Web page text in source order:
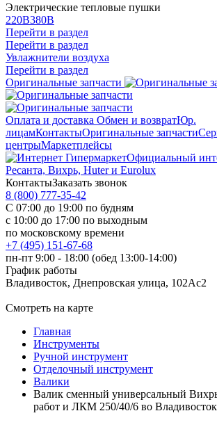
Электрические тепловые пушки
220В380В
Перейти в раздел
Перейти в раздел
Увлажнители воздуха
Перейти в раздел
Оригинальные запчасти
Оплата и доставка Обмен и возвратЮр.
лицамКонтактыОригинальные запчасти
центрыМаркетплейсы
Официальный
Ресанта, Вихрь, Huter и Eurolux
КонтактыЗаказать звонок
8 (800) 777-35-42
С 07:00 до 19:00 по будням
с 10:00 до 17:00 по выходным
по московскому времени
+7 (495) 151-67-68
пн-пт 9:00 - 18:00 (обед 13:00-14:00)
График работы
Владивосток, Днепровская улица, 102Ас2
Смотреть на карте
Главная
Инструменты
Ручной инструмент
Отделочный инструмент
Валики
Валик сменный универсальный
работ и ЛКМ 250/40/6 во